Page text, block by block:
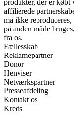
produkter, der er købt
affilierede
må ikke reproduceres,
på anden måde
fra os.
Fællesskab
Reklamepartner
Donor
Henviser
Netværkspartner
Presseafdeling
Kontakt os
Kreds